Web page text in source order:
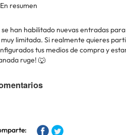
resumen
se han habilitado nuevas entradas
muy limitada. Si realmente quieres
tus medios de compra y
ruge! 🐺